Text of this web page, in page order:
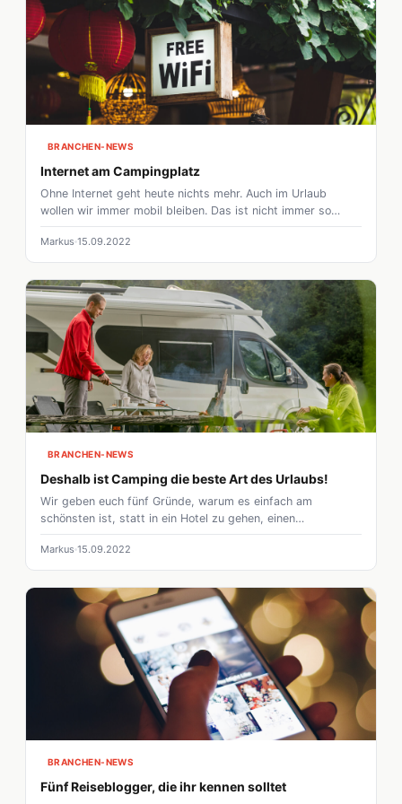
BRANCHEN-NEWS
Internet am Campingplatz
Ohne Internet geht heute nichts mehr. Auch im Urlaub
wollen wir immer mobil bleiben. Das ist nicht immer so
einfach. Wir zeigen euch drei Wege, wie ihr auch in eurem
Wohnmobil auf dem Campingplatz (fast) immer online seid.
Markus 15.09.2022
BRANCHEN-NEWS
Deshalb ist Camping die beste Art des Urlaubs!
Wir geben euch fünf Gründe, warum es einfach am
schönsten ist, statt in ein Hotel zu gehen, einen
Campingurlaub zu machen!
Markus 15.09.2022
BRANCHEN-NEWS
Fünf Reiseblogger, die ihr kennen solltet